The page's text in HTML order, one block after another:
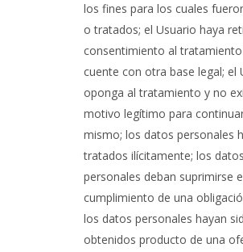
los fines para los cuales
o tratados; el Usuario haya
consentimiento al
cuente con otra base legal; el
oponga al tratamiento y no
motivo legítimo para
mismo; los datos personales
tratados ilícitamente; los datos
personales deban suprimirse
cumplimiento de una
los datos personales hayan
obtenidos producto de una